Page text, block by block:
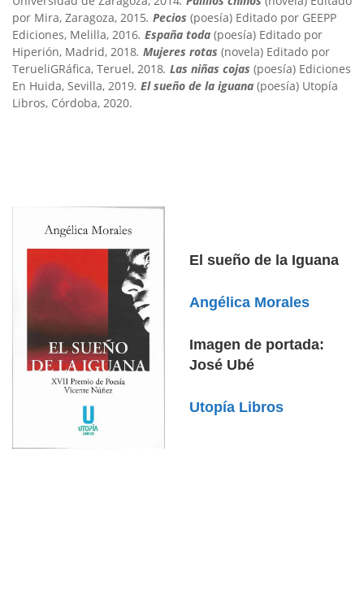
por Mira, Zaragoza, 2015. Pecios (poesía) Editado por GEEPP
Ediciones, Melilla, 2016. España toda (poesía) Editado por
Hiperión, Madrid, 2018. Mujeres rotas (novela) Editado por
TerueliGRáfica, Teruel, 2018. Las niñas cojas (poesía) Ediciones
En Huida, Sevilla, 2019. El sueño de la iguana (poesía) Utopía
Libros, Córdoba, 2020.
El sueño de la Iguana
Angélica Morales
Imagen de portada:
José Ubé
Utopía Libros